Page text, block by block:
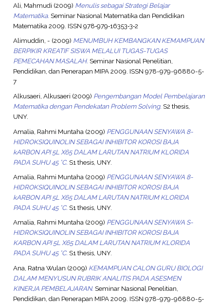
Ali, Mahmudi (2009) Menulis sebagai Strategi Belajar
Matematika. Seminar Nasional Matematika dan Pendidikan
Matematika 2009. ISSN 978‐979‐16353‐3‐2
Alimuddin, - (2009) MENUMBUH KEMBANGKAN KEMAMPUAN
BERPIKIR KREATIF SISWA MELALUI TUGAS-TUGAS
PEMECAHAN MASALAH. Seminar Nasional Penelitian,
Pendidikan, dan Penerapan MIPA 2009. ISSN 978-979-96880-5-
7
Alkusaeri, Alkusaeri (2009) Pengembangan Model Pembelajaran
Matematika dengan Pendekatan Problem Solving. S2 thesis,
UNY.
Amalia, Rahmi Muntaha (2009) PENGGUNAAN SENYAWA 8-
HIDROKSIQUINOLIN SEBAGAI INHIBITOR KOROSI BAJA
kARBON API 5L X65 DALAM LARUTAN NATRIUM KLORIDA
PADA SUHU 45 °C. S1 thesis, UNY.
Amalia, Rahmi Muntaha (2009) PENGGUNAAN SENYAWA 8-
HIDROKSIQUINOLIN SEBAGAI INHIBITOR KOROSI BAJA
kARBON API 5L X65 DALAM LARUTAN NATRIUM KLORIDA
PADA SUHU 45 °C. S1 thesis, UNY.
Amalia, Rahmi Muntaha(2009) PENGGUNAAN SENYAWA S-
HIDROKSIQUINOLIN SEBAGAI INHIBITOR KOROSI BAJA
KARBON API 5L X65 DALAM LARUTAN NATRIUM KLORIDA
PADA SUHU 45 °C. S1 thesis, UNY.
Ana, Ratna Wulan (2009) KEMAMPUAN CALON GURU BIOLOGI
DALAM MENYUSUN RUBRIK ANALITIS PADA ASESMEN
KINERJA PEMBELAJARAN. Seminar Nasional Penelitian,
Pendidikan, dan Penerapan MIPA 2009. ISSN 978-979-96880-5-